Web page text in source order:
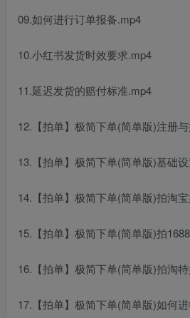
09.如何进行订单报备.mp4
10.小红书发货时效要求.mp4
11.延迟发货的赔付标准.mp4
12.【拍单】极简下单(简单版)注册
13.【拍单】极简下单(简单版)基础
14.【拍单】极简下单(简单版)拍淘
15.【拍单】极简下单(简单版)拍
16.【拍单】极简下单(简单版)拍淘
17.【拍单】极简下单(简单版)如何